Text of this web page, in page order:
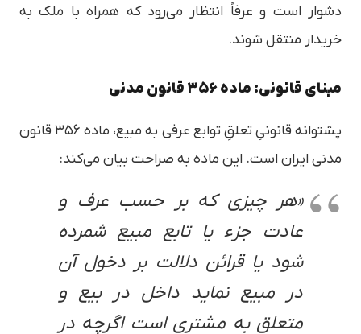
دشوار است و عرفاً انتظار می‌رود که همراه با ملک به
خریدار منتقل شوند.
مبنای قانونی: ماده ۳۵۶ قانون مدنی
پشتوانه قانونیِ تعلقِ توابع عرفی به مبیع، ماده ۳۵۶ قانون
مدنی ایران است. این ماده به صراحت بیان می‌کند:
«هر چیزی که بر حسب عرف و
عادت جزء یا تابع مبیع شمرده
شود یا قرائن دلالت بر دخول آن
در مبیع نماید داخل در بیع و
متعلق به مشتری است اگرچه در